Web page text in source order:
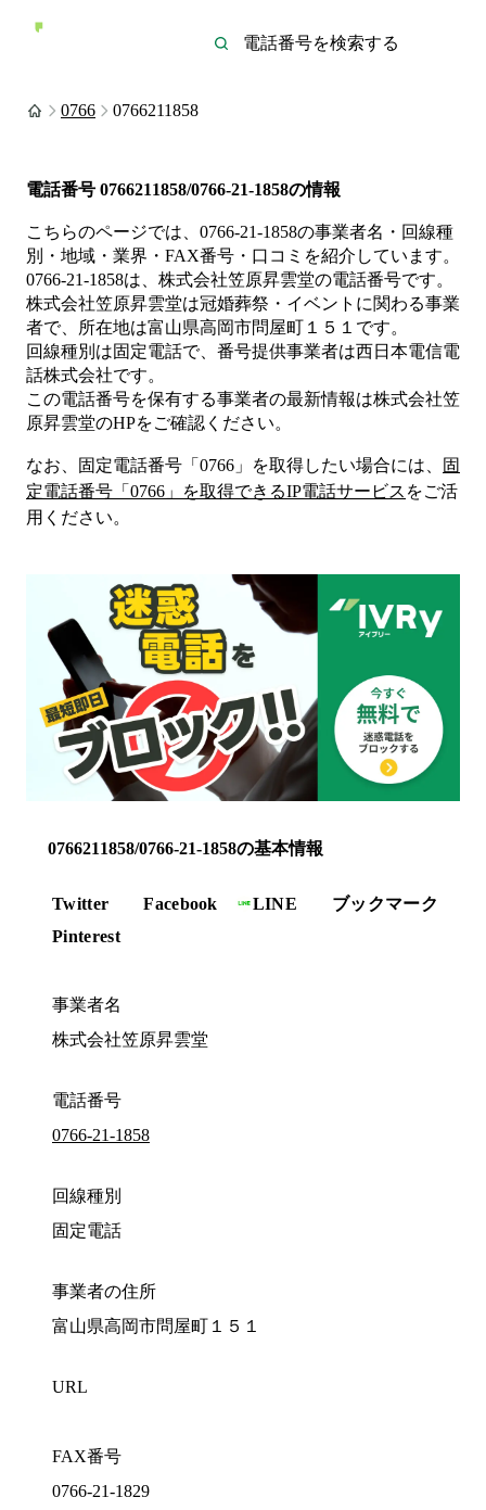
0766 0766211858
電話番号 0766211858/0766-21-1858の情報
こちらのページでは、 0766-21-1858の事業者名・回線種
別・地域・業界・FAX番号・口コミを紹介しています。
0766-21-1858は、 株式会社笠原昇雲堂の電話番号です。
株式会社笠原昇雲堂は冠婚葬祭・イベント に関わる事業
者で、所在地は富山県高岡市問屋町１５１ です。
回線種別は固定電話で、番号提供事業者は西日本電信電
話株式会社です。
この電話番号を保有する事業者の最新情報は株式会社笠
原昇雲堂のHPをご確認ください。
なお、固定電話番号「 0766 」を取得したい場合には、
固
定電話番号「 0766 」を取得できるIP電話サービス をご活
用ください。
0766211858/0766-21-1858の基本情報
Twitter Facebook LINE
ブックマーク
Pinterest
事業者名
株式会社笠原昇雲堂
電話番号
0766-21-1858
回線種別
固定電話
事業者の住所
富山県高岡市問屋町１５１
URL
FAX番号
0766-21-1829